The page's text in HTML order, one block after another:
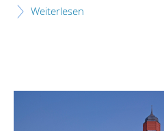
Weiterlesen